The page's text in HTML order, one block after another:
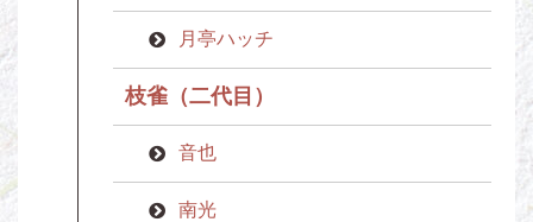
月亭ハッチ
枝雀（二代目）
音也
南光